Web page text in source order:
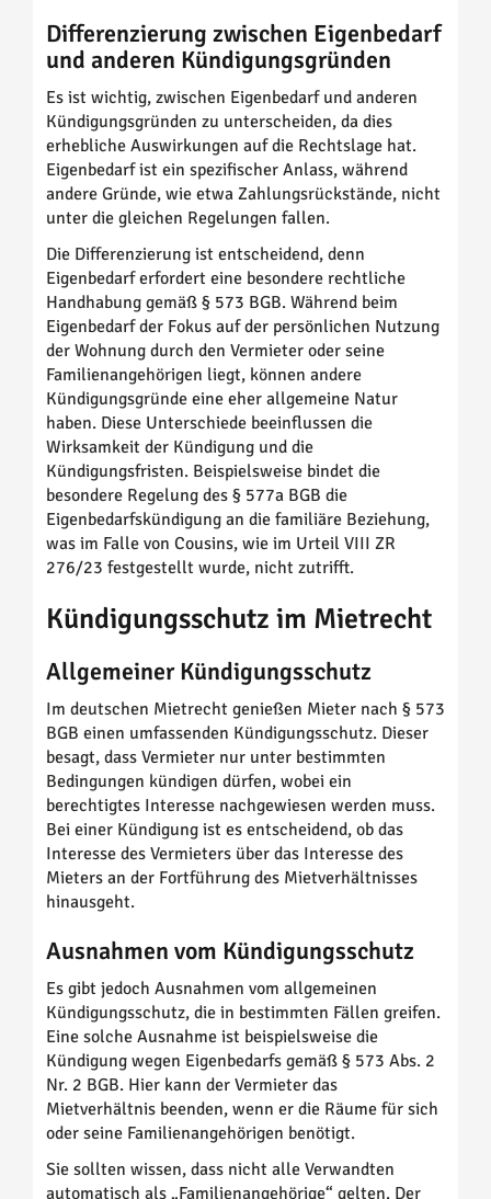
Differenzierung zwischen Eigenbedarf
und anderen Kündigungsgründen
Es ist wichtig, zwischen Eigenbedarf und anderen
Kündigungsgründen zu unterscheiden, da dies
erhebliche Auswirkungen auf die Rechtslage hat.
Eigenbedarf ist ein spezifischer Anlass, während
andere Gründe, wie etwa Zahlungsrückstände, nicht
unter die gleichen Regelungen fallen.
Die Differenzierung ist entscheidend, denn
Eigenbedarf erfordert eine besondere rechtliche
Handhabung gemäß § 573 BGB. Während beim
Eigenbedarf der Fokus auf der persönlichen Nutzung
der Wohnung durch den Vermieter oder seine
Familienangehörigen liegt, können andere
Kündigungsgründe eine eher allgemeine Natur
haben. Diese Unterschiede beeinflussen die
Wirksamkeit der Kündigung und die
Kündigungsfristen. Beispielsweise bindet die
besondere Regelung des § 577a BGB die
Eigenbedarfskündigung an die familiäre Beziehung,
was im Falle von Cousins, wie im Urteil VIII ZR
276/23 festgestellt wurde, nicht zutrifft.
Kündigungsschutz im Mietrecht
Allgemeiner Kündigungsschutz
Im deutschen Mietrecht genießen Mieter nach § 573
BGB einen umfassenden Kündigungsschutz. Dieser
besagt, dass Vermieter nur unter bestimmten
Bedingungen kündigen dürfen, wobei ein
berechtigtes Interesse nachgewiesen werden muss.
Bei einer Kündigung ist es entscheidend, ob das
Interesse des Vermieters über das Interesse des
Mieters an der Fortführung des Mietverhältnisses
hinausgeht.
Ausnahmen vom Kündigungsschutz
Es gibt jedoch Ausnahmen vom allgemeinen
Kündigungsschutz, die in bestimmten Fällen greifen.
Eine solche Ausnahme ist beispielsweise die
Kündigung wegen Eigenbedarfs gemäß § 573 Abs. 2
Nr. 2 BGB. Hier kann der Vermieter das
Mietverhältnis beenden, wenn er die Räume für sich
oder seine Familienangehörigen benötigt.
Sie sollten wissen, dass nicht alle Verwandten
automatisch als „Familienangehörige“ gelten. Der